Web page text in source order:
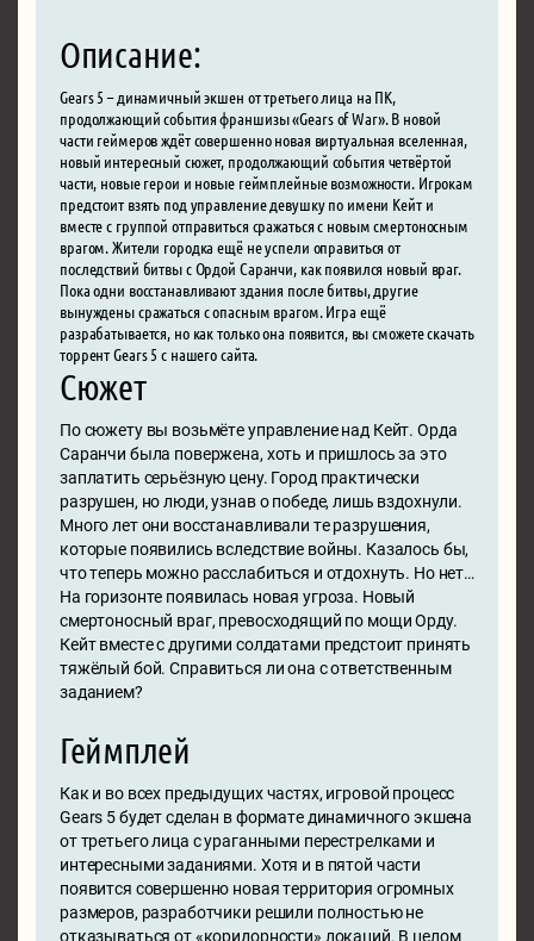
Описание:
Gears 5 – динамичный экшен от третьего лица на ПК,
продолжающий события франшизы «Gears of War». В новой
части геймеров ждёт совершенно новая виртуальная вселенная,
новый интересный сюжет, продолжающий события четвёртой
части, новые герои и новые геймплейные возможности. Игрокам
предстоит взять под управление девушку по имени Кейт и
вместе с группой отправиться сражаться с новым смертоносным
врагом. Жители городка ещё не успели оправиться от
последствий битвы с Ордой Саранчи, как появился новый враг.
Пока одни восстанавливают здания после битвы, другие
вынуждены сражаться с опасным врагом. Игра ещё
разрабатывается, но как только она появится, вы сможете скачать
торрент Gears 5 с нашего сайта.
Сюжет
По сюжету вы возьмёте управление над Кейт. Орда
Саранчи была повержена, хоть и пришлось за это
заплатить серьёзную цену. Город практически
разрушен, но люди, узнав о победе, лишь вздохнули.
Много лет они восстанавливали те разрушения,
которые появились вследствие войны. Казалось бы,
что теперь можно расслабиться и отдохнуть. Но нет…
На горизонте появилась новая угроза. Новый
смертоносный враг, превосходящий по мощи Орду.
Кейт вместе с другими солдатами предстоит принять
тяжёлый бой. Справиться ли она с ответственным
заданием?
Геймплей
Как и во всех предыдущих частях, игровой процесс
Gears 5 будет сделан в формате динамичного экшена
от третьего лица с ураганными перестрелками и
интересными заданиями. Хотя и в пятой части
появится совершенно новая территория огромных
размеров, разработчики решили полностью не
отказываться от «коридорности» локаций. В целом